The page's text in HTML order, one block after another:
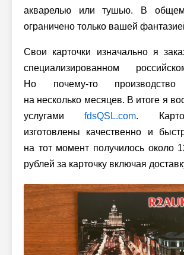
акварелью или тушью. В
ограничено только вашей
Свои карточки изначально я
специализированном
Но почему-то производство
на несколько месяцев. В итоге я
услугамиfdsQSL.com.
изготовлены качественно и
на тот момент получилось около
рублей за карточку включая